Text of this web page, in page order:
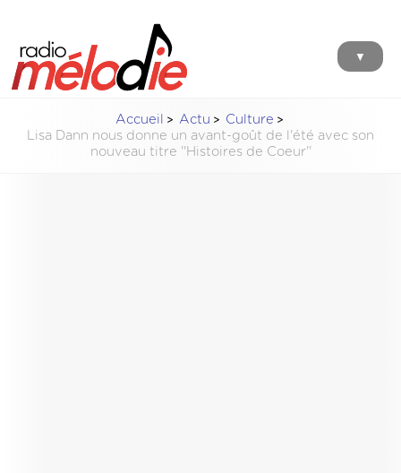
▼
Accueil Actu
Culture
Lisa Dann nous donne un avant-goût de l'été avec son
nouveau titre ''Histoires de Coeur''